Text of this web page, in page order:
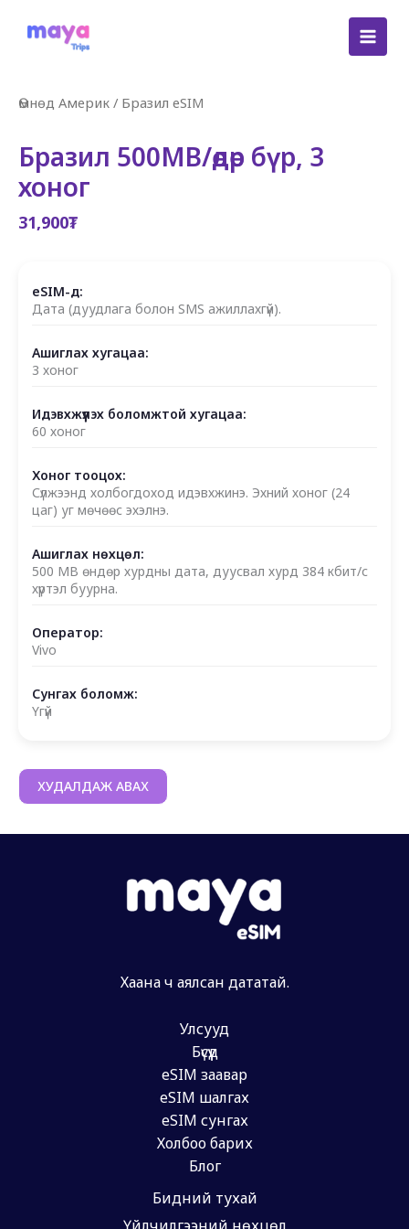
Өмнөд Америк / Бразил eSIM
Бразил 500MB/өдөр бүр, 3
хоног
31,900₮
eSIM-д:
Дата (дуудлага болон SMS ажиллахгүй).
Ашиглах хугацаа:
3 хоног
Идэвхжүүлэх боломжтой хугацаа:
60 хоног
Хоног тооцох:
Сүлжээнд холбогдоход идэвхжинэ. Эхний хоног (24
цаг) уг мөчөөс эхэлнэ.
Ашиглах нөхцөл:
500 MB өндөр хурдны дата, дуусвал хурд 384 кбит/с
хүртэл буурна.
Оператор:
Vivo
Сунгах боломж:
Үгүй
ХУДАЛДАЖ АВАХ
Хаана ч аялсан дататай.
Улсууд
Бүсүүд
eSIM заавар
eSIM шалгах
eSIM сунгах
Холбоо барих
Блог
Бидний тухай